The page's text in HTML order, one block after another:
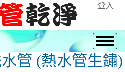
登入
管 (熱水管生鏽)